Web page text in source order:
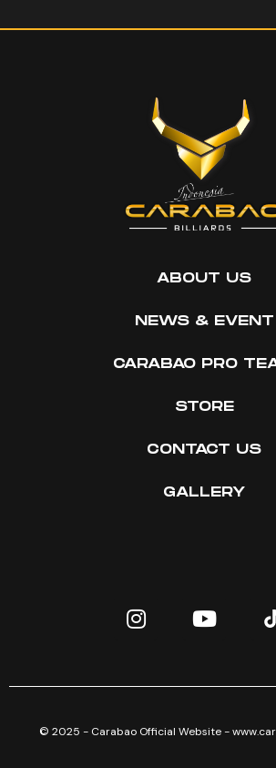
ABOUT US
NEWS & EVENT
CARABAO PRO
STORE
CONTACT US
GALLERY
© 2025 - Carabao Official Website -